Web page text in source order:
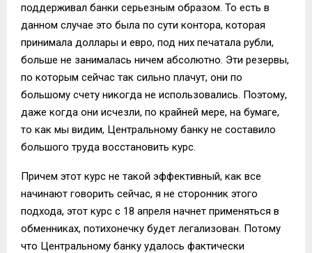
поддерживал банки серьезным образом. То есть в
данном случае это была по сути контора, которая
принимала доллары и евро, под них печатала рубли,
больше не занималась ничем абсолютно. Эти резервы,
по которым сейчас так сильно плачут, они по
большому счету никогда не использовались. Поэтому,
даже когда они исчезли, по крайней мере, на бумаге,
то как мы видим, Центральному банку не составило
большого труда восстановить курс.
Причем этот курс не такой эффективный, как все
начинают говорить сейчас, я не сторонник этого
подхода, этот курс с 18 апреля начнет применяться в
обменниках, потихонечку будет легализован. Потому
что Центральному банку удалось фактически